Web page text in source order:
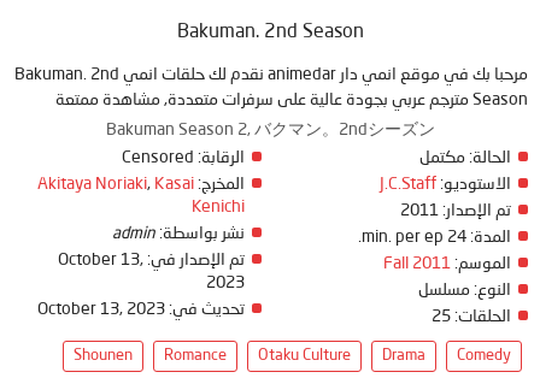
Bakuman. 2nd Season
مرحبا بك في موقع انمي دار animedar نقدم لك حلقات انمي Bakuman. 2nd
Season مترجم عربي بجودة عالية على سرفرات متعددة, مشاهدة ممتعة
Bakuman Season 2, バクマン。2ndシーズン
الحالة: مكتمل
الاستوديو: J.C.Staff
تم الإصدار:
المدة:
الموسم: Fall 2011
النوع: مسلسل
الحلقات:
الرقابة:
المخرج:
Akitaya Noriaki, Kasai
Kenichi
نشر بواسطة: admin
تم الإصدار في: October 13,
2023
تحديث في: October 13, 2023
Comedy
Drama
Otaku Culture
Romance
Shounen